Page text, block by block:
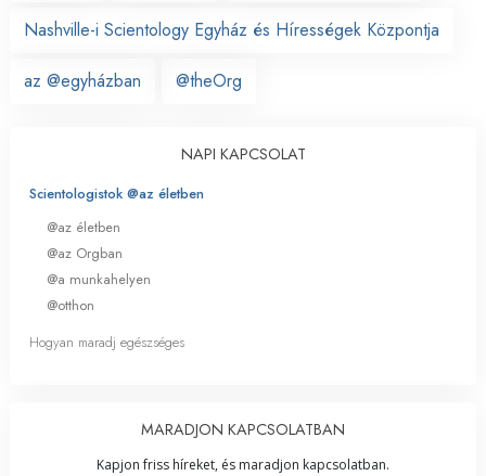
Nashville-i Scientology Egyház és Hírességek Központja
az @egyházban @theOrg
NAPI KAPCSOLAT
Scientologistok @az életben
@az életben
@az Orgban
@a munkahelyen
@otthon
Hogyan maradj egészséges
MARADJON KAPCSOLATBAN
Kapjon friss híreket, és maradjon kapcsolatban.